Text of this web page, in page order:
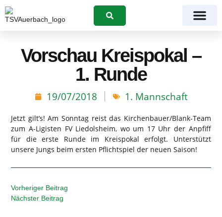
Suchen
Vorschau Kreispokal –
1. Runde
19/07/2018 1. Mannschaft
Jetzt gilt’s! Am Sonntag reist das Kirchenbauer/Blank-Team
zum A-Ligisten FV Liedolsheim, wo um 17 Uhr der Anpfiff
für die erste Runde im Kreispokal erfolgt. Unterstützt
unsere Jungs beim ersten Pflichtspiel der neuen Saison!
Vorheriger Beitrag
Nächster Beitrag